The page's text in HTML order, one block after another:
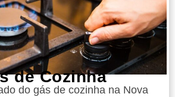
de Cozinha
do gás de cozinha na Nova